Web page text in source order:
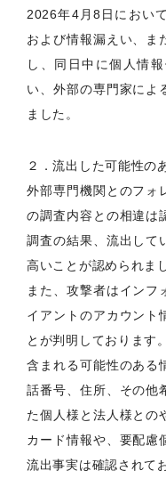
2026年4月8日におい
および情報漏えい、ま
し、同日中に個人情
い、外部の専門家によ
ました。
２．流出した可能性の
外部専門機関とのフォ
の調査内容との相違は
調査の結果、流出して
高いことが認められま
また、攻撃者はインフ
イアントのアカウント
とが判明しております。
含まれる可能性のある
話番号、住所、その他
た個人様と法人様との
カード情報や、要配慮
流出事実は確認されて